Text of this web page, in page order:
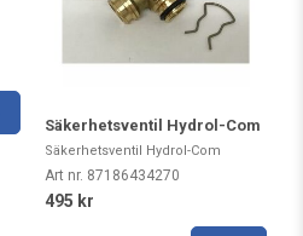
Säkerhetsventil Hydrol-Com
Säkerhetsventil Hydrol-Com
Art nr. 87186434270
495 kr